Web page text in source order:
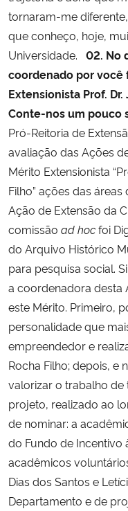
tornaram-me
que conheço, hoje,
Universidade. 02. No
coordenado por você
Extensionista Prof.
Conte-nos um pouco
Pró-Reitoria de
avaliação das Ações
Mérito Extensionista
Filho” ações das
Ação de Extensão da
comissão ad hocfoi
do Arquivo Histórico
para pesquisa social.
a coordenadora desta
este Mérito. Primeiro,
personalidade que
empreendedor e
Rocha Filho; depois, e
valorizar o trabalho
projeto, realizado ao
de nominar: a
do Fundo de Incentivo
acadêmicos
Dias dos Santos e
Departamento e de